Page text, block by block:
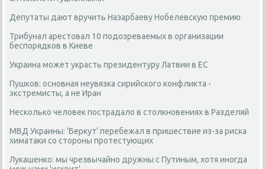
Депутаты дают вручить Назарбаеву Нобелевскую премию
Трибунал арестовал 10 подозреваемых в организации
беспорядков в Киеве
Украина может украсть президентуру Латвии в ЕС
Пушков: основная неувязка сирийского конфликта -
экстремисты, а не Иран
Несколько человек пострадало в столкновениях в Разделяй
МВД Украины: 'Беркут' перебежал в пришествие из-за риска
химатаки со стороны протестующих
Лукашенко: мы чрезвычайно дружны с Путиным, хотя иногда